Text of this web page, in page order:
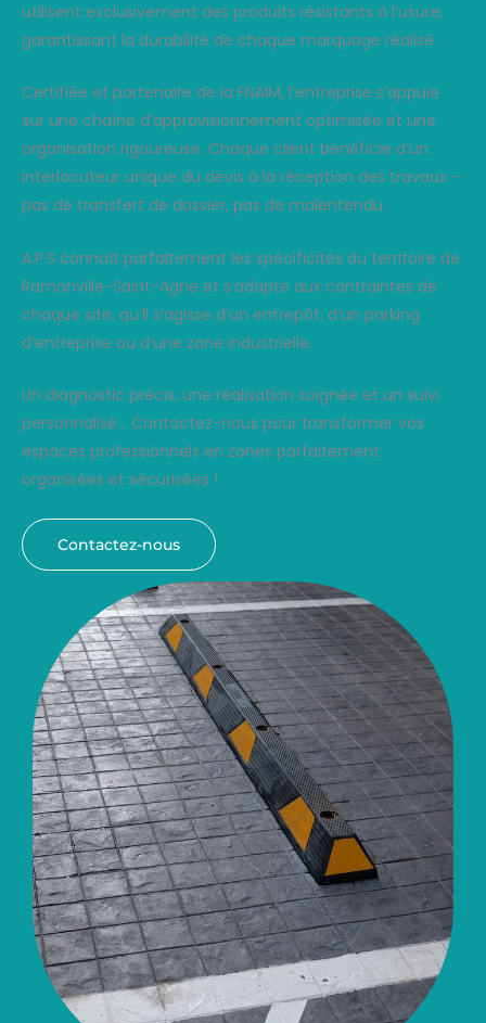
utilisent exclusivement des produits résistants à l’usure,
garantissant la durabilité de chaque marquage réalisé.
Certifiée et partenaire de la FNAIM, l’entreprise s’appuie
sur une chaîne d’approvisionnement optimisée et une
organisation rigoureuse. Chaque client bénéficie d’un
interlocuteur unique du devis à la réception des travaux –
pas de transfert de dossier, pas de malentendu.
A.P.S connaît parfaitement les spécificités du territoire de
Ramonville-Saint-Agne et s’adapte aux contraintes de
chaque site, qu’il s’agisse d’un entrepôt, d’un parking
d’entreprise ou d’une zone industrielle.
Un diagnostic précis, une réalisation soignée et un suivi
personnalisé… Contactez-nous pour transformer vos
espaces professionnels en zones parfaitement
organisées et sécurisées !
Contactez-nous